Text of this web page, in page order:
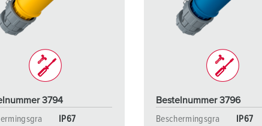
SCHUKO® en contactmateriaal met beschermingscontact
Producten met uitgebreide uitvoeringen en aanvullende
Overige producten en toebehoren
3794
IP67
Bestelnummer 3796
Beschermingsgra
IP67